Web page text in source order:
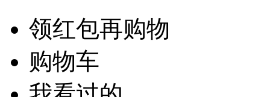
领红包再购物
购物车